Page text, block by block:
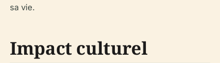
sa vie.
Impact culturel